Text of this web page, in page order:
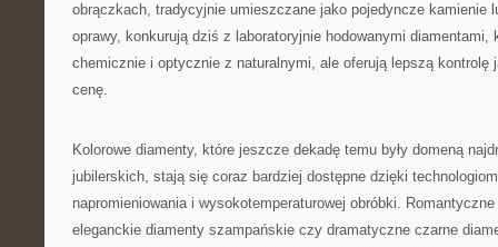
obrączkach, tradycyjnie umieszczane jako pojedyncze kamienie
oprawy, konkurują dziś z laboratoryjnie hodowanymi diamentami,
chemicznie i optycznie z naturalnymi, ale oferują lepszą kontrolę
cenę.
Kolorowe diamenty, które jeszcze dekadę temu były domeną
jubilerskich, stają się coraz bardziej dostępne dzięki
napromieniowania i wysokotemperaturowej obróbki.
eleganckie diamenty szampańskie czy dramatyczne czarne